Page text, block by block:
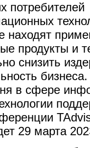
потребителей
находят
продукты и
снизить
в сфере
29 марта